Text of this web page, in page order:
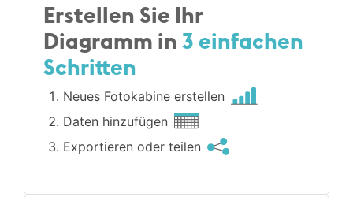
Erstellen Sie Ihr
Diagramm in3 einfachen
Schritten
Neues Fotokabine erstellen
Daten hinzufügen
Exportieren oder teilen